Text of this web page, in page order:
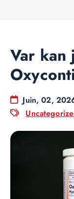
Var kan
Juin, 02,